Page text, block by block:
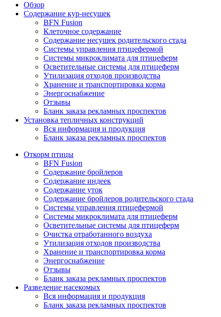
Обзор
Содержание кур-несушек
BFN Fusion
Клеточное содержание
Содержание несушек родительского стада
Системы управления птицефермой
Системы микроклимата для птицеферм
Осветительные системы для птицеферм
Утилизация отходов производства
Хранение и транспортировка корма
Энергоснабжение
Отзывы
Бланк заказа рекламных проспектов
Установка тепличных конструкций
Вся информация и продукция
Бланк заказа рекламных проспектов
Откорм птицы
BFN Fusion
Содержание бройлеров
Содержание индеек
Содержание уток
Содержание бройлеров родительского стада
Системы управления птицефермой
Системы микроклимата для птицеферм
Осветительные системы для птицеферм
Очистка отработанного воздуха
Утилизация отходов производства
Хранение и транспортировка корма
Энергоснабжение
Отзывы
Бланк заказа рекламных проспектов
Разведение насекомых
Вся информация и продукция
Бланк заказа рекламных проспектов